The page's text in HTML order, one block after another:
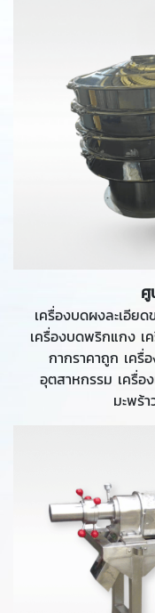
ศู
เครื่องบดผงละเอีย
เครื่องบดพริกแกง เ
กากราคาถูก เครื่
อุตสาหกรรม เครื่อ
มะพร้